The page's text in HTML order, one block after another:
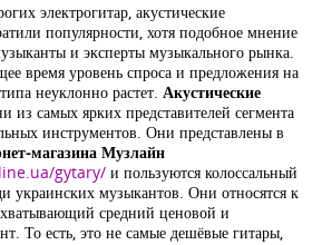
электрогитар, акустические
популярности, хотя подобное мнение
и эксперты музыкального рынка.
время уровень спроса и предложения на
неуклонно растет. Акустические
из самых ярких представителей сегмента
инструментов. Они представлены в
магазина Музлайн
gytary/ и пользуются колоссальный
украинских музыкантов. Они относятся к
средний ценовой и
То есть, это не самые дешёвые гитары,